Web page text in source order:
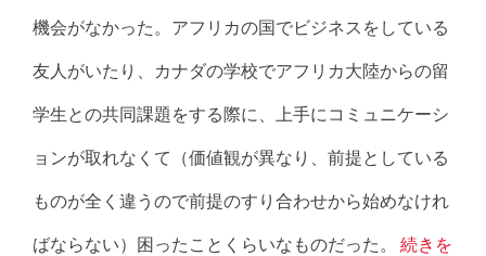
機会がなかった。アフリカの国でビジネスをしている
友人がいたり、カナダの学校でアフリカ大陸からの留
学生との共同課題をする際に、上手にコミュニケーシ
ョンが取れなくて（価値観が異なり、前提としている
ものが全く違うので前提のすり合わせから始めなけれ
ばならない）困ったことくらいなものだった。続きを